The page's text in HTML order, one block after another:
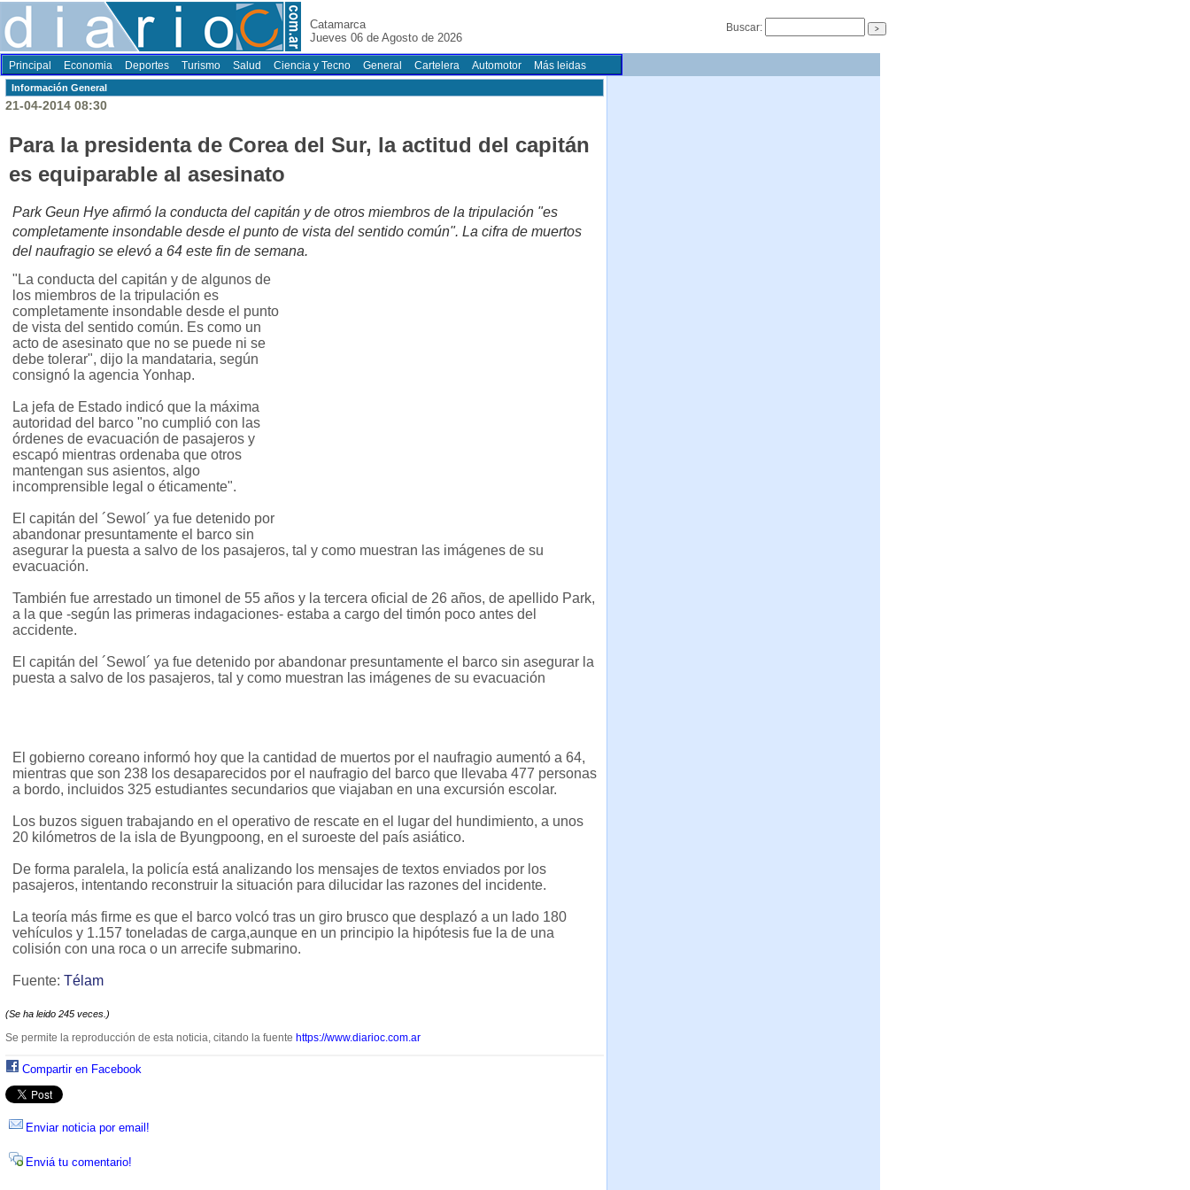
Catamarca
Jueves 06 de Agosto de 2026
Buscar:
Principal Economia Deportes Turismo Salud Ciencia y Tecno General Cartelera Automotor Más leidas
Información General
21-04-2014 08:30
Para la presidenta de Corea del Sur, la actitud del capitán
es equiparable al asesinato
Park Geun Hye afirmó la conducta del capitán y de otros miembros de la tripulación "es
completamente insondable desde el punto de vista del sentido común". La cifra de muertos
del naufragio se elevó a 64 este fin de semana.
"La conducta del capitán y de algunos de
los miembros de la tripulación es
completamente insondable desde el punto
de vista del sentido común. Es como un
acto de asesinato que no se puede ni se
debe tolerar", dijo la mandataria, según
consignó la agencia Yonhap.
La jefa de Estado indicó que la máxima
autoridad del barco "no cumplió con las
órdenes de evacuación de pasajeros y
escapó mientras ordenaba que otros
mantengan sus asientos, algo
incomprensible legal o éticamente".
El capitán del ´Sewol´ ya fue detenido por
abandonar presuntamente el barco sin
asegurar la puesta a salvo de los pasajeros, tal y como muestran las imágenes de su
evacuación.
También fue arrestado un timonel de 55 años y la tercera oficial de 26 años, de apellido Park,
a la que -según las primeras indagaciones- estaba a cargo del timón poco antes del
accidente.
El capitán del ´Sewol´ ya fue detenido por abandonar presuntamente el barco sin asegurar la
puesta a salvo de los pasajeros, tal y como muestran las imágenes de su evacuación
El gobierno coreano informó hoy que la cantidad de muertos por el naufragio aumentó a 64,
mientras que son 238 los desaparecidos por el naufragio del barco que llevaba 477 personas
a bordo, incluidos 325 estudiantes secundarios que viajaban en una excursión escolar.
Los buzos siguen trabajando en el operativo de rescate en el lugar del hundimiento, a unos
20 kilómetros de la isla de Byungpoong, en el suroeste del país asiático.
De forma paralela, la policía está analizando los mensajes de textos enviados por los
pasajeros, intentando reconstruir la situación para dilucidar las razones del incidente.
La teoría más firme es que el barco volcó tras un giro brusco que desplazó a un lado 180
vehículos y 1.157 toneladas de carga,aunque en un principio la hipótesis fue la de una
colisión con una roca o un arrecife submarino.
Fuente: Télam
(Se ha leido 245 veces.)
Se permite la reproducción de esta noticia, citando la fuente https://www.diarioc.com.ar
Compartir en Facebook
Enviar noticia por email!
Enviá tu comentario!